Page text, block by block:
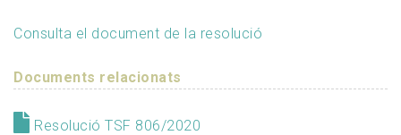
Consulta el document de la resolució
Documents relacionats
Resolució TSF 806/2020